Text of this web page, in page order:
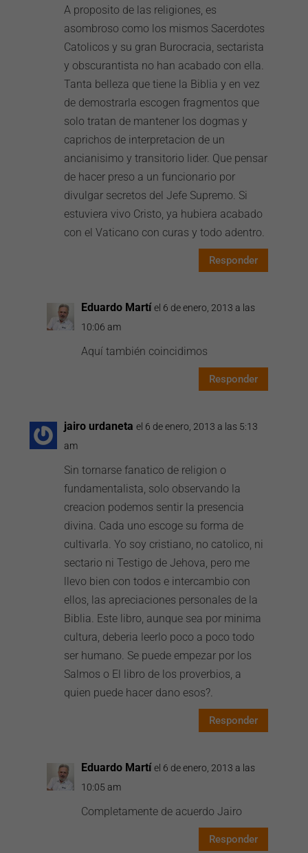
A proposito de las religiones, es
asombroso como los mismos Sacerdotes
Catolicos y su gran Burocracia, sectarista
y obscurantista no han acabado con ella.
Tanta belleza que tiene la Biblia y en vez
de demostrarla escogen fragmentos que
solo tratan de mantener los dogmas y
caprichos de interpretacion de un
ancianisimo y transitorio lider. Que pensar
de hacer preso a un funcionario por
divulgar secretos del Jefe Supremo. Si
estuviera vivo Cristo, ya hubiera acabado
con el Vaticano con curas y todo adentro.
Responder
Eduardo Martí el 6 de enero, 2013 a las
10:06 am
Aquí también coincidimos
Responder
jairo urdaneta el 6 de enero, 2013 a las 5:13
am
Sin tornarse fanatico de religion o
fundamentalista, solo observando la
creacion podemos sentir la presencia
divina. Cada uno escoge su forma de
cultivarla. Yo soy cristiano, no catolico, ni
sectario ni Testigo de Jehova, pero me
llevo bien con todos e intercambio con
ellos, las apreciaciones personales de la
Biblia. Este libro, aunque sea por minima
cultura, deberia leerlo poco a poco todo
ser humano. Se puede empezar por los
Salmos o El libro de los proverbios, a
quien puede hacer dano esos?.
Responder
Eduardo Martí el 6 de enero, 2013 a las
10:05 am
Completamente de acuerdo Jairo
Responder